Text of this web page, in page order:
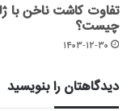
تفاوت کاشت ناخن با
چیست؟
۱۴۰۳-۱۲-۳۰
دیدگاهتان را بنویسید